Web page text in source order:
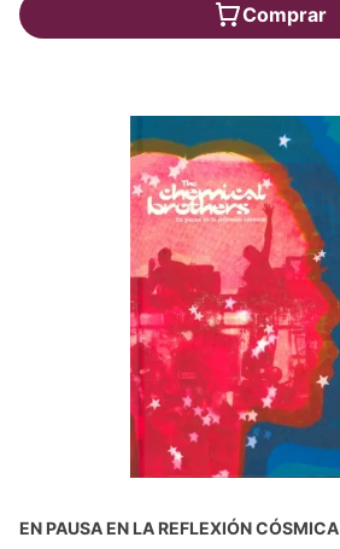
Comprar
EN PAUSA EN LA REFLEXIÓN CÓSMICA